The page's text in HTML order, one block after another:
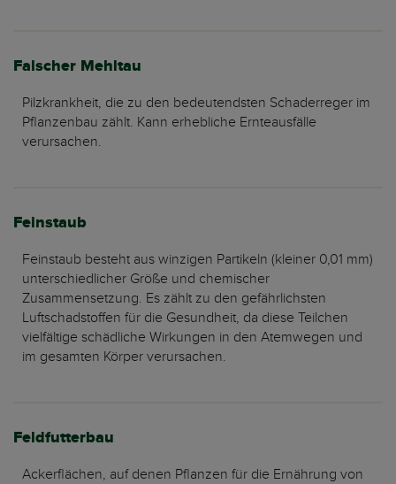
Falscher Mehltau
Pilzkrankheit, die zu den bedeutendsten Schaderreger im
Pflanzenbau zählt. Kann erhebliche Ernteausfälle
verursachen.
Feinstaub
Feinstaub besteht aus winzigen Partikeln (kleiner 0,01 mm)
unterschiedlicher Größe und chemischer
Zusammensetzung. Es zählt zu den gefährlichsten
Luftschadstoffen für die Gesundheit, da diese Teilchen
vielfältige schädliche Wirkungen in den Atemwegen und
im gesamten Körper verursachen.
Feldfutterbau
Ackerflächen, auf denen Pflanzen für die Ernährung von